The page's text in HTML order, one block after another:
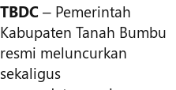
TBDC – Pemerintah
Kabupaten Tanah Bumbu
resmi meluncurkan
sekaligus